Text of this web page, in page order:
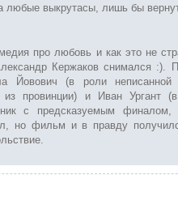
любые выкрутасы, лишь бы
про любовь и как это не
Кержаков снимался :).
Йовович (в роли неписанной
провинции) и Иван Ургант
с предсказуемым финалом,
но фильм и в правду